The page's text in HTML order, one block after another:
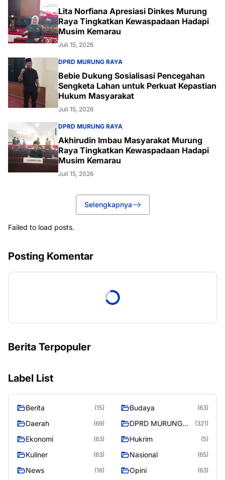
Lita Norfiana Apresiasi Dinkes Murung
Raya Tingkatkan Kewaspadaan Hadapi
Musim Kemarau
Juli 15, 2026
DPRD MURUNG RAYA
Bebie Dukung Sosialisasi Pencegahan
Sengketa Lahan untuk Perkuat Kepastian
Hukum Masyarakat
Juli 15, 2026
DPRD MURUNG RAYA
Akhirudin Imbau Masyarakat Murung
Raya Tingkatkan Kewaspadaan Hadapi
Musim Kemarau
Juli 15, 2026
Selengkapnya
Failed to load posts.
Posting Komentar
Berita Terpopuler
Label List
Berita (15) Budaya (63)
Daerah (69)
DPRD MURUNG
(321)
Ekonomi (63) Hukrim (5)
Kuliner (63) Nasional (65)
News (16) Opini (63)